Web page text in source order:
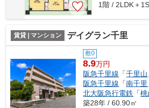
1階 / 2LDK＋
賃貸 | マンション デイグラン千里
敷0
8.9万円
阪急千里線 「千里山
阪急千里線 「南千里
北大阪急行電鉄 「桃
築28年 / 60.90㎡